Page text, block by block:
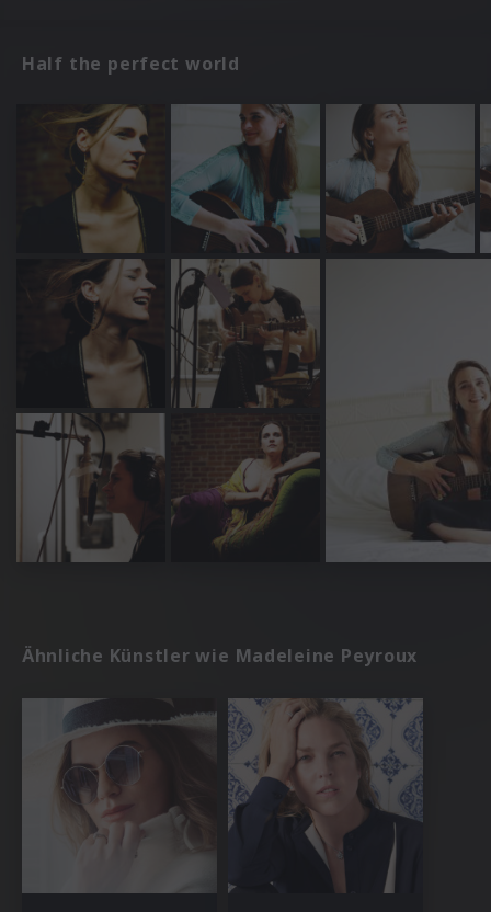
Half the perfect world
Ähnliche Künstler wie Madeleine Peyroux